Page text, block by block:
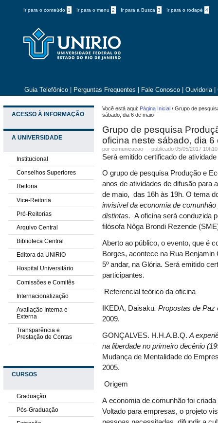
Ir para o conteúdo 1 Ir para o menu 2 Ir para a Busca 3 Ir para o rodapé 4
Guia Telefônico Perguntas Frequentes Fale Conosco Ouvidoria
ACESSO À INFORMAÇÃO
A UNIVERSIDADE
Institucional
Conselhos Superiores
Reitoria
Vice-Reitoria
Pró-Reitorias
Arquivo Central
Biblioteca Central
Editora da UNIRIO
Hospital Universitário
Comissões e Comitês
Internacionalização
Avaliação Interna e
Externa
Transparência e
Prestação de Contas
CURSOS
Graduação
Pós-Graduação
Você está aqui: Página Inicial /Grupo de
sábado, dia 6 de maio
Grupo de pesquisa
oficina neste sábado, dia 6
por comunicacao —publicado 05/05/2017
Será emitido certificado de
O grupo de pesquisa Produção e
anos de atividades de difusão para
de maio, das 16h às 19h. O tema
invisível da economia de
distintas. A oficina será conduzida
filósofa Nôga Brondi Rezende
Aberto ao público, o evento, que é
Borges, acontece na Rua
5º andar, na Glória. Será emitido
participantes.
Referencial teórico da oficina
IKEDA, Daisaku. Propostas de Paz
2009.
GONÇALVES. H.H.A.B.Q.A
na liberdade no primeiro decênio
Mudança de Mentalidade do
2005.
Origem
A economia de comunhão foi
Voltado para empresas, o projeto